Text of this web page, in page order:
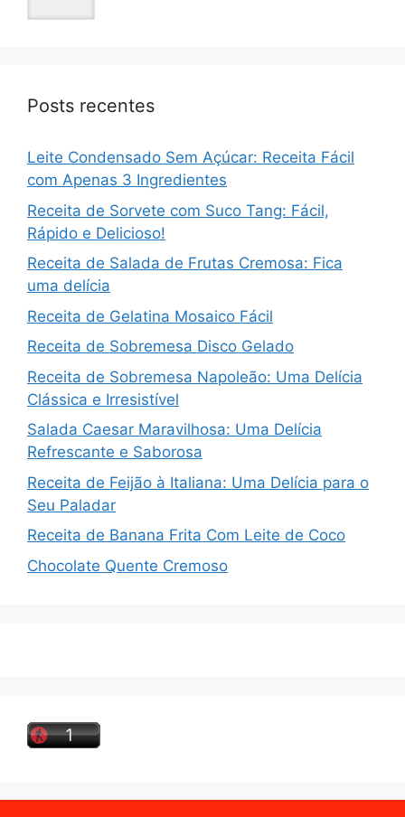
Posts recentes
Leite Condensado Sem Açúcar: Receita Fácil
com Apenas 3 Ingredientes
Receita de Sorvete com Suco Tang: Fácil,
Rápido e Delicioso!
Receita de Salada de Frutas Cremosa: Fica
uma delícia
Receita de Gelatina Mosaico Fácil
Receita de Sobremesa Disco Gelado
Receita de Sobremesa Napoleão: Uma Delícia
Clássica e Irresistível
Salada Caesar Maravilhosa: Uma Delícia
Refrescante e Saborosa
Receita de Feijão à Italiana: Uma Delícia para o
Seu Paladar
Receita de Banana Frita Com Leite de Coco
Chocolate Quente Cremoso